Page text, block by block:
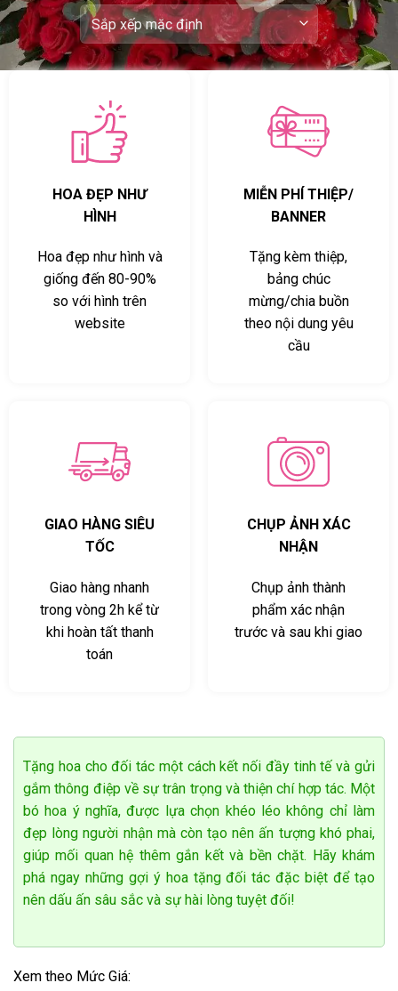
HOA ĐẸP NHƯ
HÌNH
Hoa đẹp như hình và
giống đến 80-90%
so với hình trên
website
MIỄN PHÍ THIỆP/
BANNER
Tặng kèm thiệp,
bảng chúc
mừng/chia buồn
theo nội dung yêu
cầu
GIAO HÀNG SIÊU
TỐC
Giao hàng nhanh
trong vòng 2h kể từ
khi hoàn tất thanh
toán
CHỤP ẢNH XÁC
NHẬN
Chụp ảnh thành
phẩm xác nhận
trước và sau khi giao
Tặng hoa cho đối tác một cách kết nối đầy tinh tế và gửi
gắm thông điệp về sự trân trọng và thiện chí hợp tác. Một
bó hoa ý nghĩa, được lựa chọn khéo léo không chỉ làm
đẹp lòng người nhận mà còn tạo nên ấn tượng khó phai,
giúp mối quan hệ thêm gắn kết và bền chặt. Hãy khám
phá ngay những gợi ý hoa tặng đối tác đặc biệt để tạo
nên dấu ấn sâu sắc và sự hài lòng tuyệt đối!
Xem theo Mức Giá:
Ngô Thùy Dương
0782******Đặt hàng thành công